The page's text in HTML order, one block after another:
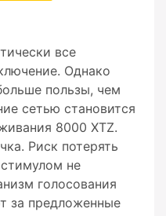
все
Однако
пользы, чем
сетью становится
8000 XTZ.
Риск потерять
не
голосования
за предложенные